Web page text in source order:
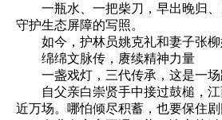
一瓶水、一把柴刀，早出晚归、
守护生态屏障的写照。
如今，护林员姚克礼和妻子张柳
绵绵文脉传，赓续精神力量
一盏戏灯，三代传承，这是一场
自父亲白崇贤手中接过鼓槌，江
近万场。哪怕倾尽积蓄，也要保住